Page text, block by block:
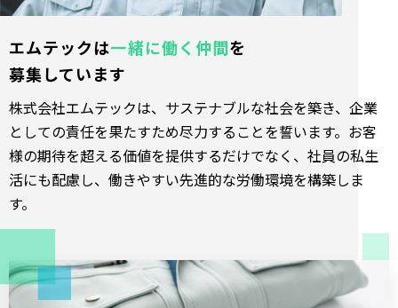
エムテックは⼀緒に働く仲間を
募集しています
株式会社エムテックは、サステナブルな社会を築き、企業
としての責任を果たすため尽力することを誓います。お客
様の期待を超える価値を提供するだけでなく、社員の私生
活にも配慮し、働きやすい先進的な労働環境を構築しま
す。